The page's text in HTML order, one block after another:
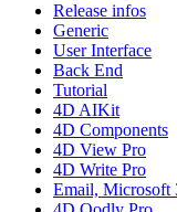
Release infos
Generic
User Interface
Back End
Tutorial
4D AIKit
4D Components
4D View Pro
4D Write Pro
Email, Microsoft